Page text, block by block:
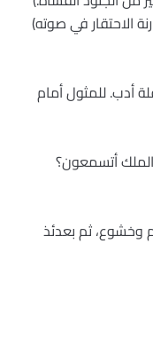
الاحتقار في صوته)
أدب. للمثول أمام
أتسمعون؟
وخشوع، ثم بعدئذ